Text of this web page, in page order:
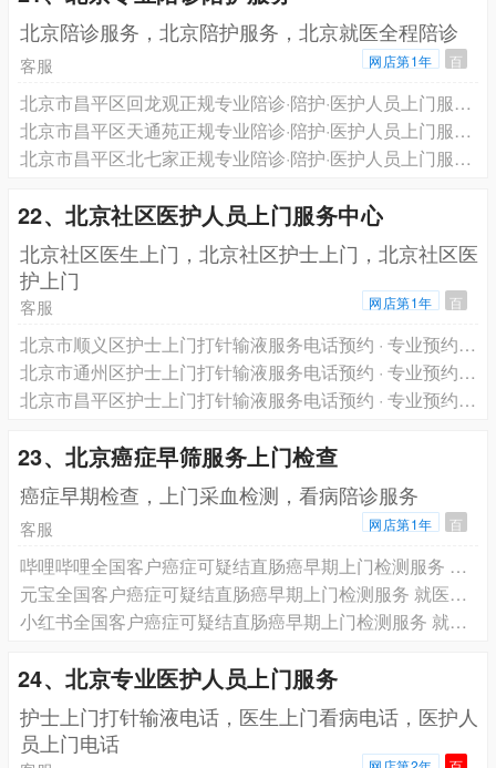
北京陪诊服务，北京陪护服务，北京就医全程陪诊
客服 网店第1年 百
北京市昌平区回龙观正规专业陪诊·陪护·医护人员上门服务·跨省长途救护车转运一站式服务电话预约
北京市昌平区天通苑正规专业陪诊·陪护·医护人员上门服务·跨省长途救护车转运一站式服务电话预约
北京市昌平区北七家正规专业陪诊·陪护·医护人员上门服务·跨省长途救护车转运一站式服务电话预约
22、北京社区医护人员上门服务中心
北京社区医生上门，北京社区护士上门，北京社区医
护上门
客服 网店第1年 百
北京市顺义区护士上门打针输液服务电话预约 · 专业预约医生护士上门服务 轩泽健康品牌
北京市通州区护士上门打针输液服务电话预约 · 专业预约医生护士上门服务 轩泽健康品牌
北京市昌平区护士上门打针输液服务电话预约 · 专业预约医生护士上门服务 轩泽健康品牌
23、北京癌症早筛服务上门检查
癌症早期检查，上门采血检测，看病陪诊服务
客服 网店第1年 百
哔哩哔哩全国客户癌症可疑结直肠癌早期上门检测服务 就医陪诊服务 专业团队为您服务
元宝全国客户癌症可疑结直肠癌早期上门检测服务 就医陪诊服务 专业团队为您服务
小红书全国客户癌症可疑结直肠癌早期上门检测服务 就医陪诊服务 专业团队为您服务
24、北京专业医护人员上门服务
️护士上门打针输液电话，医生上门看病电话，医护人
员上门电话